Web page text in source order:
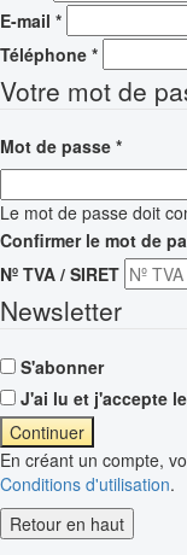
E-mail *
Téléphone *
Votre mot de
Mot de passe *
Le mot de passe doit
Confirmer le mot de
Nº TVA / SIRET
Newsletter
S'abonner
J'ai lu et j'accepte
Continuer
En créant un compte,
Conditions d'utilisation.
Retour en haut